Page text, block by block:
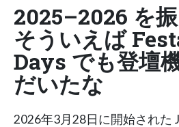
2025–2026 を
そういえば
Days でも登壇
だいたな
2026年3月28日に開始された